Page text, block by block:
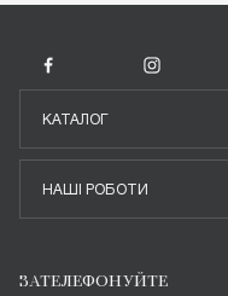
КАТАЛОГ
НАШІ РОБОТИ
ЗАТЕЛЕФОНУЙТЕ